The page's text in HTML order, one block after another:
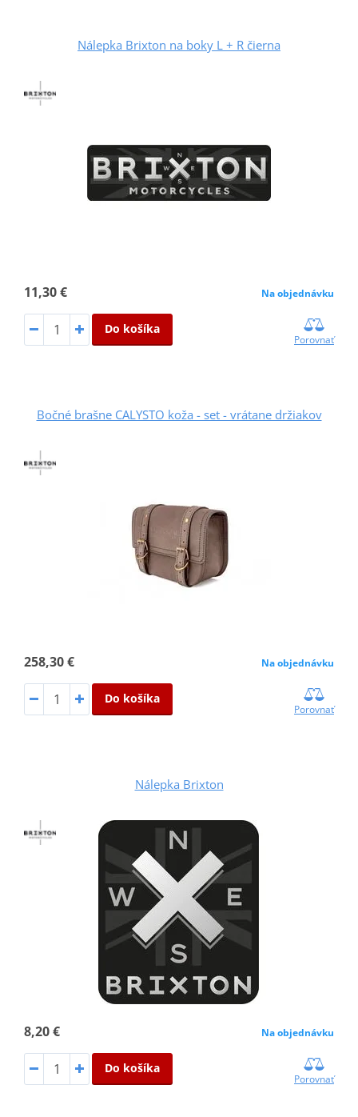
Nálepka Brixton na boky L + R čierna
11,30 € Na objednávku
Do košíka
Porovnať
Bočné brašne CALYSTO koža - set - vrátane držiakov
258,30 € Na objednávku
Do košíka
Porovnať
Nálepka Brixton
8,20 € Na objednávku
Do košíka
Porovnať